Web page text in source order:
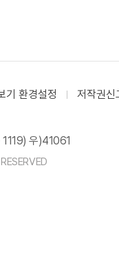
기 환경설정 저작권신
우)41061